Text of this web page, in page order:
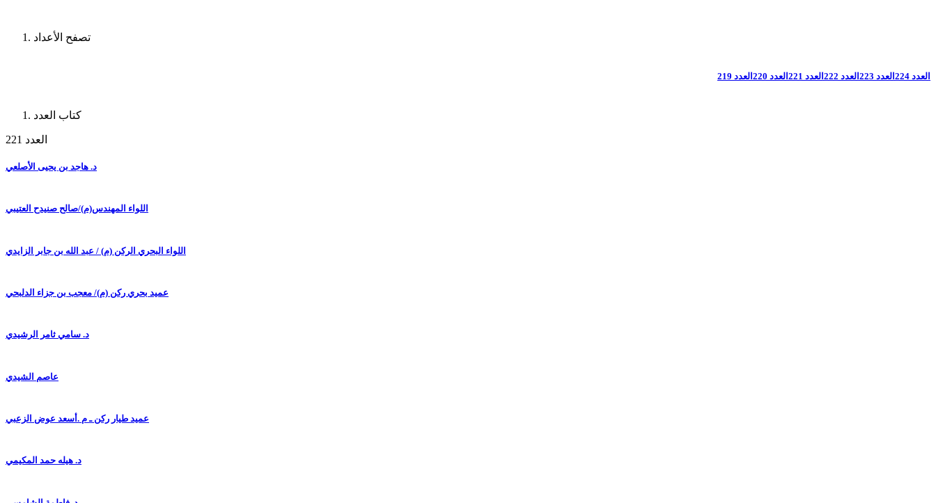
تصفح الأعداد
العدد 224 العدد 223 العدد 222 العدد 221 العدد 220 العدد 219
كتاب العدد
العدد 221
د. هاجد بن يحيى الأصلعي
اللواء المهندس(م)/صالح صنيدح العتيبي
اللواء البحري الركن (م) / عبد الله بن جابر الزايدي
عميد بحري ركن (م)/ معجب بن جزاء الدلبحي
د. سامي ثامر الرشيدي
عاصم الشيدي
عميد طيار ركن ـ م .أسعد عوض الزعبي
د. هيله حمد المكيمي